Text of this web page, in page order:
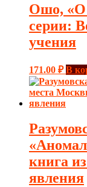
Ошо, «О
серии:
учения
171.00 ₽ В
книга
явления